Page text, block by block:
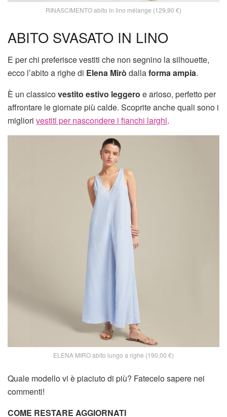
RINASCIMENTO abito in lino mélange (129,90 €)
ABITO SVASATO IN LINO
E per chi preferisce vestiti che non segnino la silhouette,
ecco l’abito a righe di Elena Mirò dallaforma ampia.
È un classicovestito estivo leggero e arioso, perfetto per
affrontare le giornate più calde. Scoprite anche quali sono i
migliori vestiti per nascondere i fianchi larghi.
ELENA MIRO abito lungo a righe (190,00 €)
Quale modello vi è piaciuto di più? Fatecelo sapere nei
commenti!
COME RESTARE AGGIORNATI